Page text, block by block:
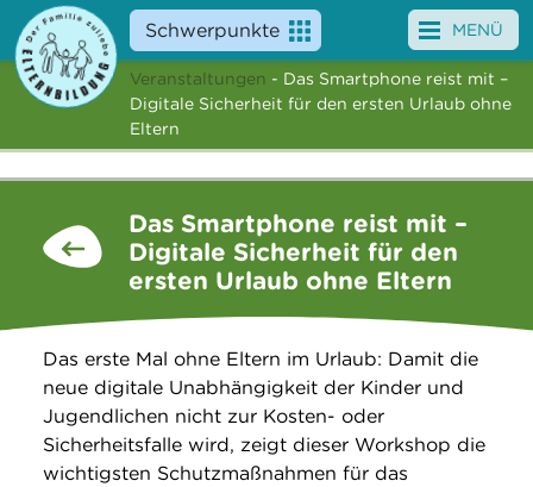
Schwerpunkte
Angebote
Veranstaltungen
Service
Über uns
Suche
MENÜ
Veranstaltungen - Das Smartphone reist mit –
Digitale Sicherheit für den ersten Urlaub ohne
Eltern
Das Smartphone reist mit –
Digitale Sicherheit für den
ersten Urlaub ohne Eltern
Das erste Mal ohne Eltern im Urlaub: Damit die
neue digitale Unabhängigkeit der Kinder und
Jugendlichen nicht zur Kosten- oder
Sicherheitsfalle wird, zeigt dieser Workshop die
wichtigsten Schutzmaßnahmen für das